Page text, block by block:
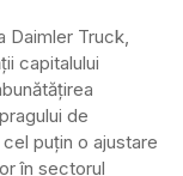
Daimler Truck,
capitalului
de
puțin o ajustare
în sectorul